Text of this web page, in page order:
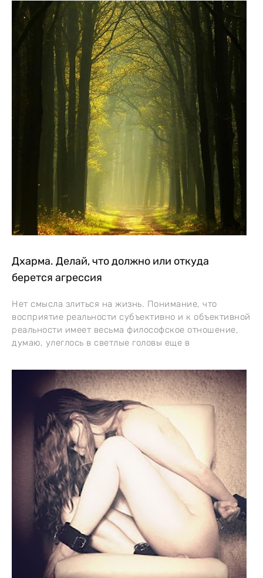
Дхарма. Делай, что должно или откуда
берется агрессия
Нет смысла злиться на жизнь. Понимание, что
восприятие реальности субъективно и к объективной
реальности имеет весьма философское отношение,
думаю, улеглось в светлые головы еще в